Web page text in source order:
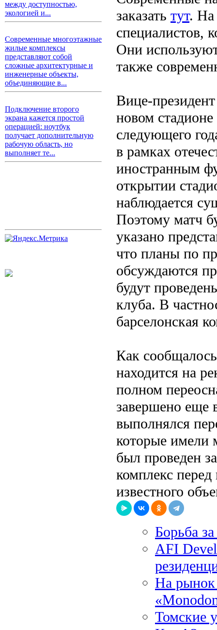
между доступностью,
экологией и...
Современные многоэтажные
жилые комплексы
представляют собой
сложные архитектурные и
инженерные объекты,
объединяющие в...
Подключение второго
экрана кажется простой
операцией: ноутбук
получает дополнительную
рабочую область, но
выполняет те...
заказать тут. На
специалистов,
Они
также
Вице-
новом
следующего
в рамках
иностранным
открытии
наблюдается
Поэтому матч
указано
что планы по
обсуждаются
будут
клуба. В
барселонская
Как
находится на
полном
завершено еще
выполнялся
которые имели
был проведен
комплекс
известного
Борьба
AFI
На рынок
Томские